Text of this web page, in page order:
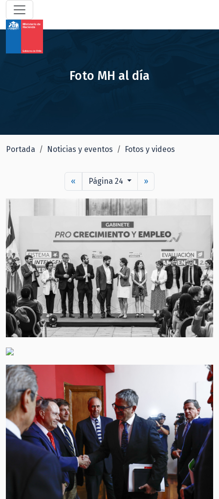
Foto MH al día
Portada Noticias y eventos Fotos y videos
« Página 24 »